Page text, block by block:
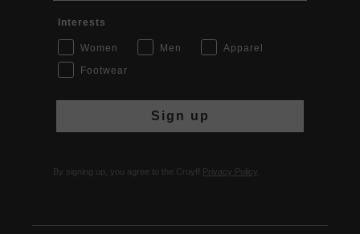
Interests
Women Men
Apparel
Footwear
Sign up
By signing up, you agree to the Cruyff Privacy Policy